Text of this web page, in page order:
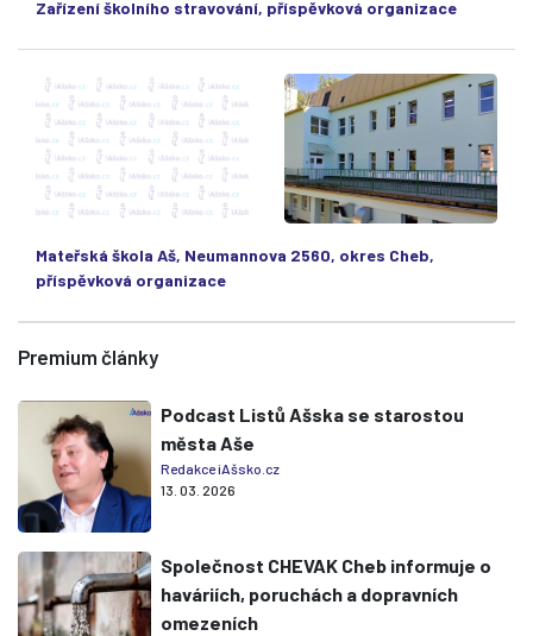
Zařízení školního stravování, příspěvková organizace
Mateřská škola Aš, Neumannova 2560, okres Cheb,
příspěvková organizace
Premium články
Podcast Listů Ašska se starostou
města Aše
Redakce iAšsko.cz
13. 03. 2026
Společnost CHEVAK Cheb informuje o
haváriích, poruchách a dopravních
omezeních